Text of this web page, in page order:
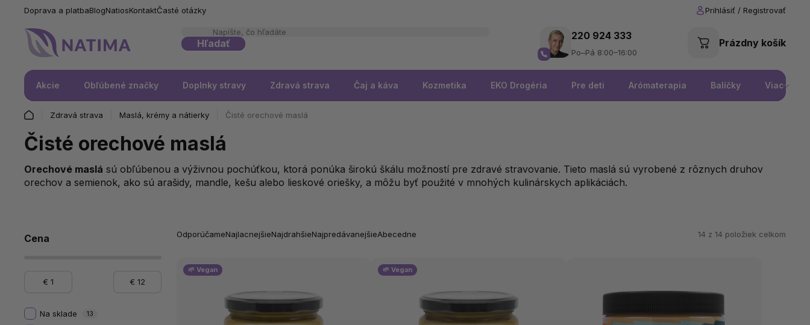
Doprava a platbaBlogNatiosKontaktČasté otázky
Hľadať Prázdny košík
220 924 333
Po–Pá 8:00–16:00
Akcie Obľúbené značky Doplnky stravy Zdravá strava Čaj a káva Kozmetika EKO Drogéria Pre deti Arómaterapia Balíčky Viac
Zdravá strava Maslá, krémy a nátierky Čisté orechové maslá
Čisté orechové maslá
Orechové maslá sú obľúbenou a výživnou pochúťkou, ktorá ponúka širokú škálu možností pre zdravé stravovanie. Tieto maslá sú vyrobené z rôznych druhov
orechov a semienok, ako sú arašidy, mandle, kešu alebo lieskové oriešky, a môžu byť použité v mnohých kulinárskych aplikáciách.
Cena
€ 1 € 12
Na sklade 13
OdporúčameNajlacnejšieNajdrahšieNajpredávanejšieAbecedne 14 z 14 položiek celkom
🌱 Vegan 🌱 Vegan